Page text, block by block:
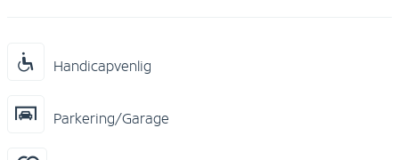
Handicapvenlig
Parkering/Garage